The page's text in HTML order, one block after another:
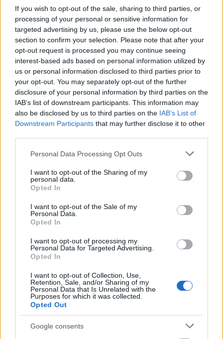
If you wish to opt-out of the sale, sharing to third parties, or
processing of your personal or sensitive information for
targeted advertising by us, please use the below opt-out
section to confirm your selection. Please note that after your
opt-out request is processed you may continue seeing
interest-based ads based on personal information utilized by
us or personal information disclosed to third parties prior to
your opt-out. You may separately opt-out of the further
disclosure of your personal information by third parties on the
IAB’s list of downstream participants. This information may
also be disclosed by us to third parties on the IAB’s List of
Downstream Participants that may further disclose it to other
Please note that this website/app uses one or more Google
not limited to your visit or usage behaviour. You may click to
grant or deny consent to Google and its third-party tags to
use your data for below specified purposes in below Google
consent section.
Personal Data Processing Opt Outs
I want to opt-out of the Sharing of my
personal data.
Opted In
I want to opt-out of the Sale of my
Personal Data.
Opted In
I want to opt-out of processing my
Personal Data for Targeted Advertising.
Opted In
I want to opt-out of Collection, Use,
Retention, Sale, and/or Sharing of my
Personal Data that Is Unrelated with the
Purposes for which it was collected.
Opted Out
Google consents
anyagot.
A 2008-as Grammy-díjnyertes debütáló
albuma, a ‘The Fame’ óta a fiatal énekesnő
folyamatosan sokkolja és inspirálja a
rajongóit. A ‘The Fame’ album mind a 4
kislemeze (‘Just Dance’, ‘Poker Face’,
‘LoveGame’, és ‘Paparazzi’) top 1 helyezést ért
el, ezzel az énekesnő az első olyan előadóvá
vált a Billboard történetében, akinek ez
sikerült a debütáló albumával.
című második lemezről az első kislemez, a
‘Bad Romance’ az ötödik top 1 helyezést elért
slágere Gagának. A 2 lemez összesen több,
mint 10 millió példányban kelt eddig el, az 5
kislemezből 17 millió fogyott világszerte,
illetve a ‘Bad Romance’ videoklipjét több, mint
140 millióan nézték meg online. Az énekesnő
elárulta, a ‘Telephone’ története ott
kezdődik, ahol a ‘Paparazzi’ véget ért.
Zene Pop